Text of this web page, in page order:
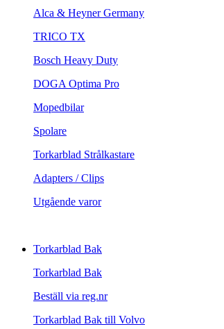
Alca & Heyner Germany
TRICO TX
Bosch Heavy Duty
DOGA Optima Pro
Mopedbilar
Spolare
Torkarblad Strålkastare
Adapters / Clips
Utgående varor
Torkarblad Bak
Torkarblad Bak
Beställ via reg.nr
Torkarblad Bak till Volvo